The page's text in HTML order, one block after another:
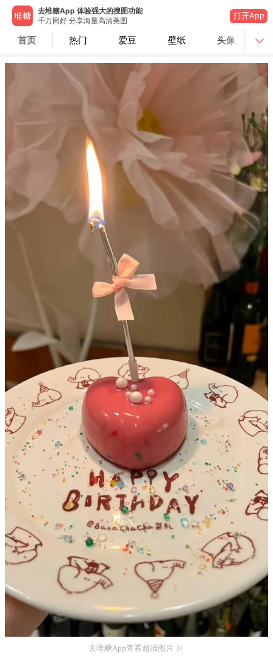
去堆糖App 体验强大的搜图功能
千万同好 分享海量高清美图
打开App
首页 热门 爱豆 壁纸 头像
去堆糖App查看超清图片